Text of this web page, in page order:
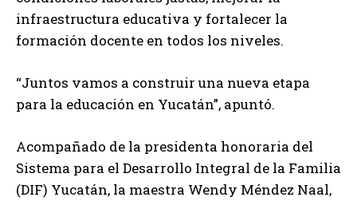
infraestructura educativa y fortalecer la
formación docente en todos los niveles.
“Juntos vamos a construir una nueva etapa
para la educación en Yucatán”, apuntó.
Acompañado de la presidenta honoraria del
Sistema para el Desarrollo Integral de la Familia
(DIF) Yucatán, la maestra Wendy Méndez Naal,